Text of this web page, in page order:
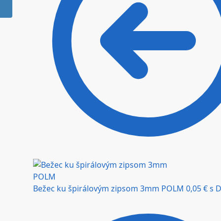
Bežec ku špirálovým zipsom 3mm POLM 0,05€s